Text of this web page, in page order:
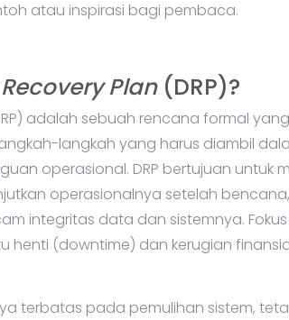
atau inspirasi bagi pembaca.
Plan(DRP)?
adalah sebuah rencana formal
langkah yang harus diambil
operasional. DRP bertujuan untuk
operasionalnya setelah
integritas data dan sistemnya.
henti (downtime) dan kerugian
terbatas pada pemulihan sistem,